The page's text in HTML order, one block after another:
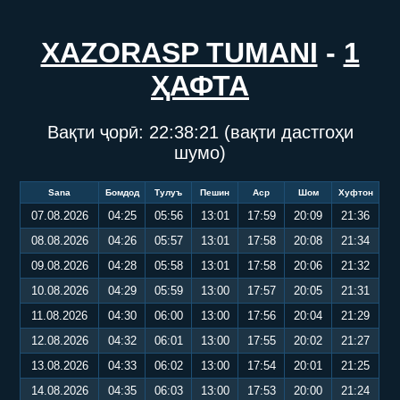
XAZORASP TUMANI - 1
ҲАФТА
Вақти ҷорӣ: 22:38:21 (вақти дастгоҳи
шумо)
Sana Бомдод Тулуъ Пешин Аср Шом Хуфтон
07.08.2026 04:25 05:56 13:01 17:59 20:09
21:36
08.08.2026
04:26 05:57 13:01 17:58 20:08
21:34
09.08.2026
04:28 05:58 13:01 17:58 20:06
21:32
10.08.2026
04:29 05:59 13:00 17:57 20:05
21:31
11.08.2026
04:30 06:00 13:00 17:56 20:04
21:29
12.08.2026
04:32 06:01 13:00 17:55 20:02
21:27
13.08.2026
04:33 06:02 13:00 17:54 20:01
21:25
14.08.2026
04:35 06:03 13:00 17:53 20:00 21:24